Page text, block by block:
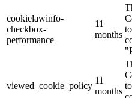
cookielawinfo-
checkbox-
performance
11
months
viewed_cookie_policy
11
months